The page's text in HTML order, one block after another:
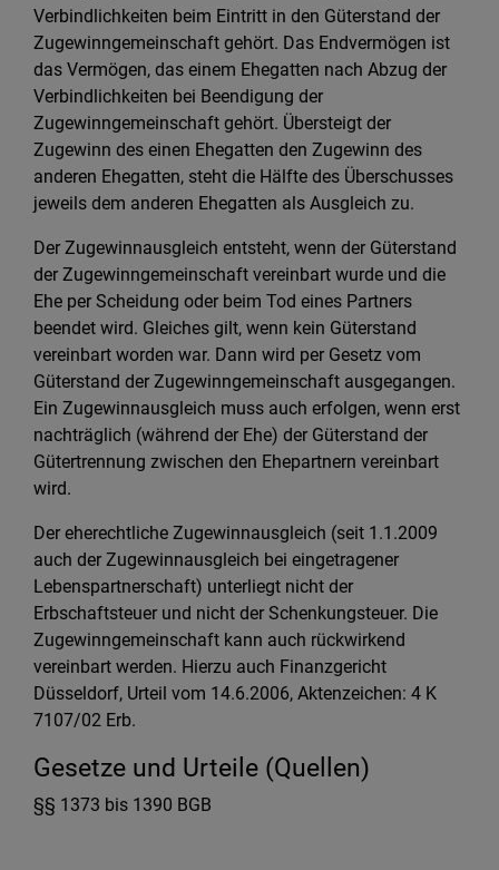
Verbindlichkeiten beim Eintritt in den Güterstand der
Zugewinngemeinschaft gehört. Das Endvermögen ist
das Vermögen, das einem Ehegatten nach Abzug der
Verbindlichkeiten bei Beendigung der
Zugewinngemeinschaft gehört. Übersteigt der
Zugewinn des einen Ehegatten den Zugewinn des
anderen Ehegatten, steht die Hälfte des Überschusses
jeweils dem anderen Ehegatten als Ausgleich zu.
Der Zugewinnausgleich entsteht, wenn der Güterstand
der Zugewinngemeinschaft vereinbart wurde und die
Ehe per Scheidung oder beim Tod eines Partners
beendet wird. Gleiches gilt, wenn kein Güterstand
vereinbart worden war. Dann wird per Gesetz vom
Güterstand der Zugewinngemeinschaft ausgegangen.
Ein Zugewinnausgleich muss auch erfolgen, wenn erst
nachträglich (während der Ehe) der Güterstand der
Gütertrennung zwischen den Ehepartnern vereinbart
wird.
Der eherechtliche Zugewinnausgleich (seit 1.1.2009
auch der Zugewinnausgleich bei eingetragener
Lebenspartnerschaft) unterliegt nicht der
Erbschaftsteuer und nicht der Schenkungsteuer. Die
Zugewinngemeinschaft kann auch rückwirkend
vereinbart werden. Hierzu auch Finanzgericht
Düsseldorf, Urteil vom 14.6.2006, Aktenzeichen: 4 K
7107/02 Erb.
Gesetze und Urteile (Quellen)
§§ 1373 bis 1390 BGB